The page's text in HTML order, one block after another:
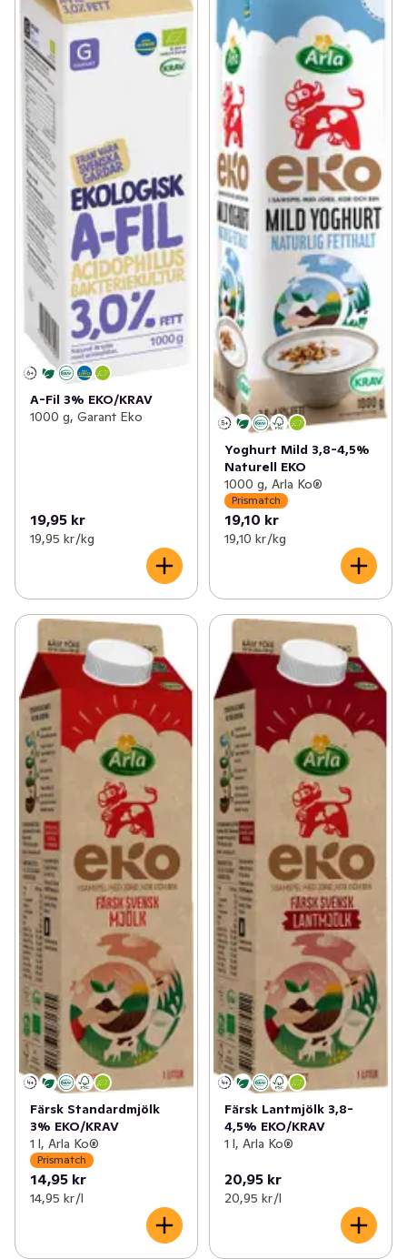
A-Fil 3% EKO/KRAV
1000 g, Garant Eko
19,95 kr
19,95 kr /kg
Yoghurt Mild 3,8-4,5%
Naturell EKO
1000 g, Arla Ko®
Prismatch
19,10 kr
19,10 kr /kg
Färsk Standardmjölk
3% EKO/KRAV
1 l, Arla Ko®
Prismatch
14,95 kr
14,95 kr /l
Färsk Lantmjölk 3,8-
4,5% EKO/KRAV
1 l, Arla Ko®
20,95 kr
20,95 kr /l